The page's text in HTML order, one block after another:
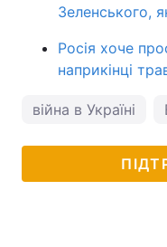
Зеленського,
Росія хоче
наприкінці
війна в Україні